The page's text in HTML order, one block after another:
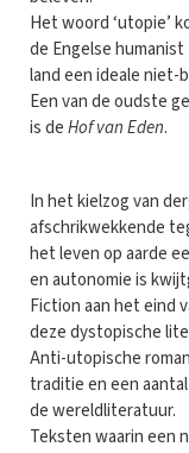
Het woord ‘utopie’
de Engelse
land een ideale niet-
Een van de oudste
is deHof van Eden.
In het kielzog van
afschrikwekkende
het leven op aarde
en autonomie is
Fiction aan het eind
deze dystopische
Anti-utopische
traditie en een
de wereldliteratuur.
Teksten waarin een